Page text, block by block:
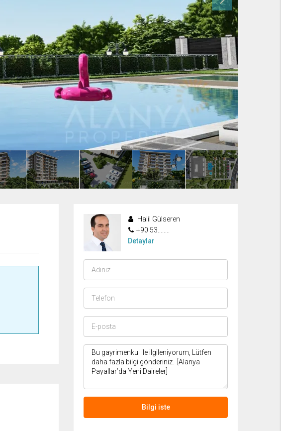
Halil Gülseren
+90 53........
Detaylar
Bilgi iste